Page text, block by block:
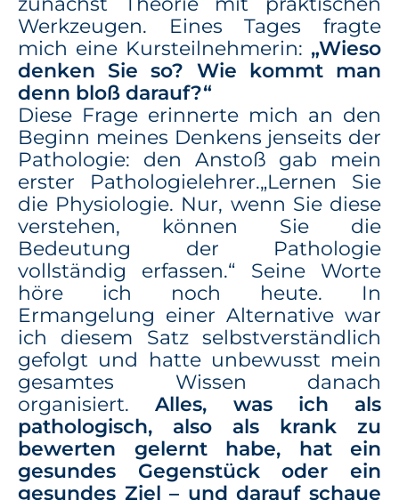
Werkzeugen. Eines Tages fragte
mich eine Kursteilnehmerin: „Wieso
denken Sie so? Wie kommt man
denn bloß darauf?“
Diese Frage erinnerte mich an den
Beginn meines Denkens jenseits der
Pathologie: den Anstoß gab mein
erster Pathologielehrer.„Lernen Sie
die Physiologie. Nur, wenn Sie diese
verstehen, können Sie die
Bedeutung der Pathologie
vollständig erfassen.“ Seine Worte
höre ich noch heute. In
Ermangelung einer Alternative war
ich diesem Satz selbstverständlich
gefolgt und hatte unbewusst mein
gesamtes Wissen danach
organisiert.Alles, was ich als
pathologisch, also als krank zu
bewerten gelernt habe, hat ein
gesundes Gegenstück oder ein
gesundes Ziel – und darauf schaue